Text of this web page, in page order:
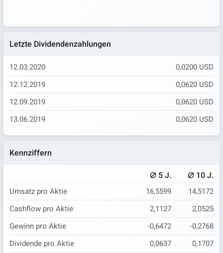
Letzte Dividendenzahlungen
12.03.2020
0,0200 USD
12.12.2019
0,0620 USD
12.09.2019
0,0620 USD
13.06.2019
0,0620 USD
Kennziffern
⌀ 5 J. ⌀ 10 J.
Umsatz pro Aktie 16,5599
14,5172
Cashflow pro Aktie
2,1127
2,0525
Gewinn pro Aktie
-0,6472
-0,2768
Dividende pro Aktie
0,0637
0,1707